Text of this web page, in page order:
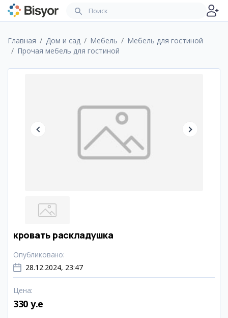
Главная Дом и сад Мебель
Мебель для гостиной
Прочая мебель для гостиной
кровать раскладушка
Опубликовано:
28.12.2024, 23:47
Цена:
330 y.e